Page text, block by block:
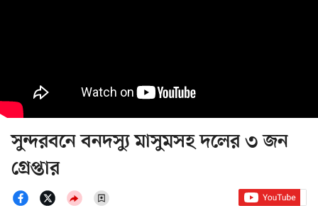
সুন্দরবনে বনদস্যু মাসুমসহ দলের ৩ জন
গ্রেপ্তার